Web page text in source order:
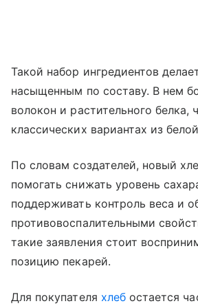
Такой набор ингредиентов
насыщенным по составу. В нем
волокон и растительного белка,
классических вариантах из
По словам создателей, новый
помогать снижать уровень
поддерживать контроль веса и
противовоспалительными
такие заявления стоит
позицию пекарей.
Для покупателя хлебостается